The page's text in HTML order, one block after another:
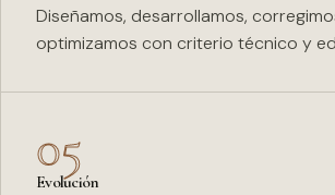
Diseñamos, desarrollamos,
optimizamos con criterio técnico y
05
Evolución